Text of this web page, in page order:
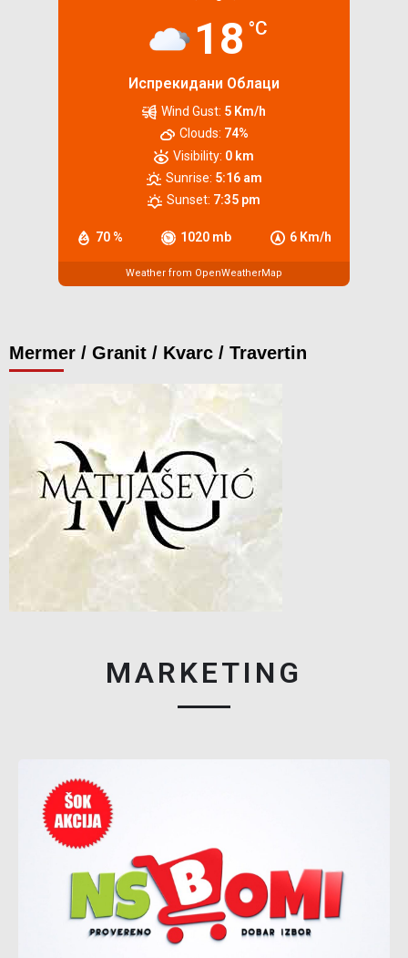
18 °C
Испрекидани Облаци
70 % 1020 mb 6 Km/h
Wind Gust: 5 Km/h
Clouds: 74%
Visibility: 0 km
Sunrise: 5:16 am
Sunset: 7:35 pm
Weather from OpenWeatherMap
Mermer / Granit / Kvarc / Travertin
MARKETING